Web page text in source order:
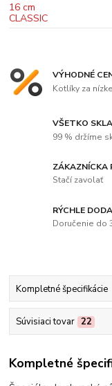
VÝHODNÉ
Kotlíky za
VŠETKO
99 % držíme
ZÁKAZNÍCKA
Stačí zavolať
RÝCHLE
Doručenie do
Kompletné špecifikácie
Súvisiaci tovar 22
Kompletné